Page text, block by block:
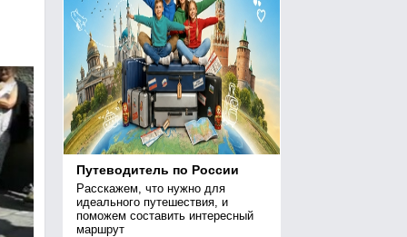
Путеводитель по России
Расскажем, что нужно для
идеального путешествия, и
поможем составить интересный
маршрут